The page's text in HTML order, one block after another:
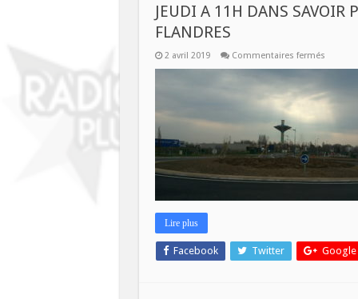
JEUDI A 11H DANS SAVOIR
FLANDRES
2 avril 2019 Commentaires ferméssur
DANS
PARC
DES
ARTOIS
Lire plus
Facebook Twitter Google